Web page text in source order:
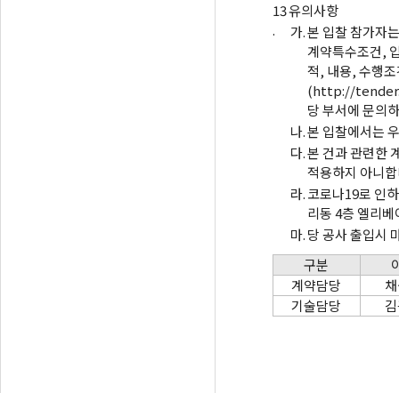
13
.
유의사항
가.본 입찰 참가자
계약특수조건,
적, 내용, 수행
(http://
당 부서에 문의
나.본 입찰에서는
다.본 건과 관련한
적용하지 아니
라.코로나19로 인
리동 4층 엘리
마.당 공사 출입시
구분
계약담당
기술담당